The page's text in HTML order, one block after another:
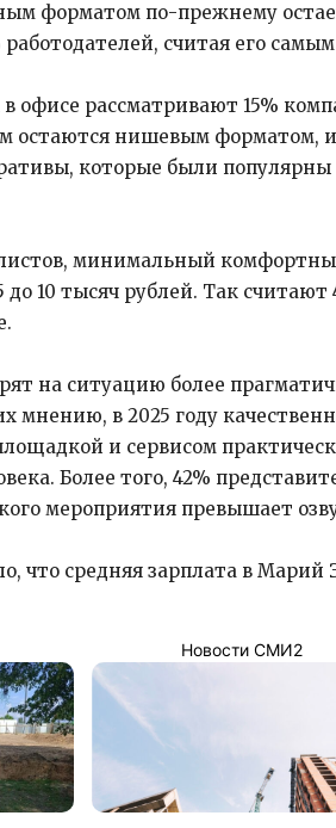
форматом по-прежнему
считая его
офисе рассматривают 15%
остаются нишевым форматом,
которые были
минимальный
до 10 тысяч рублей. Так
на ситуацию более
мнению, в 2025 году
и сервисом
Более того, 42%
мероприятия превышает
что средняя зарплата в Марий
Новости СМИ2